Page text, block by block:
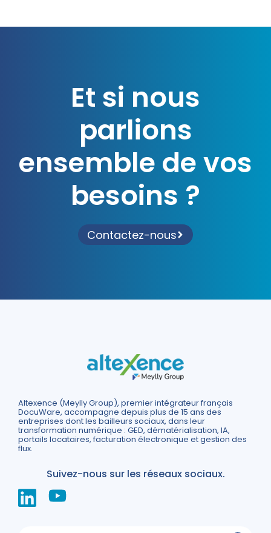
Et si nous
parlions
ensemble de vos
besoins ?
Contactez-nous
Altexence (Meylly Group), premier intégrateur français
DocuWare, accompagne depuis plus de 15 ans des
entreprises dont les bailleurs sociaux, dans leur
transformation numérique : GED, dématérialisation, IA,
portails locataires, facturation électronique et gestion des
flux.
Suivez-nous sur les réseaux sociaux.